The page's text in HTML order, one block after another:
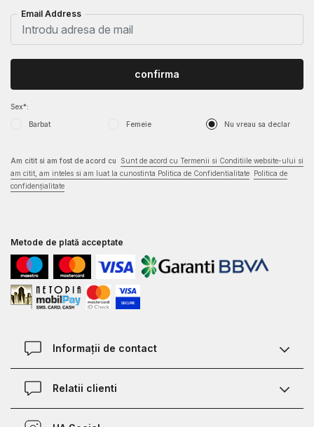
Email Address
Sex*:
Barbat Femeie Nu vreau sa declar
confirma
Am citit si am fost de acord cu
Sunt de acord cu Termenii si Conditiile website-ului si
am citit, am inteles si am luat la cunostinta Politica de Confidentialitate Politica de
confidențialitate
Metode de plată acceptate
Informații de contact
Contact
Defineste marimea
Relatii clienti
Termeni si conditii